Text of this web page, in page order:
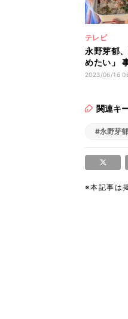
テレビ
永野芽郁
めたい」
2023/06/16
関連キ
#永野芽郁
※本記事は